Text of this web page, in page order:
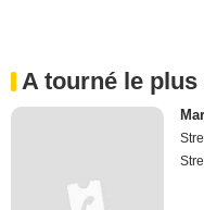
A tourné le plus